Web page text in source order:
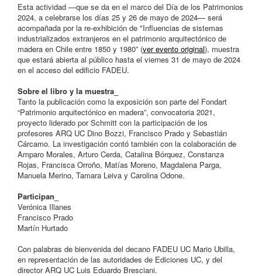
Esta actividad —que se da en el marco del Día de los Patrimonios
2024, a celebrarse los días 25 y 26 de mayo de 2024— será
acompañada por la re-exhibición de "Influencias de sistemas
industrializados extranjeros en el patrimonio arquitectónico de
madera en Chile entre 1850 y 1980” (ver evento original), muestra
que estará abierta al público hasta el viernes 31 de mayo de 2024
en el acceso del edificio FADEU.
Sobre el libro y la muestra_
Tanto la publicación como la exposición son parte del Fondart
“Patrimonio arquitectónico en madera”, convocatoria 2021,
proyecto liderado por Schmitt con la participación de los
profesores ARQ UC Dino Bozzi, Francisco Prado y Sebastián
Cárcamo. La investigación contó también con la colaboración de
Amparo Morales, Arturo Cerda, Catalina Bórquez, Constanza
Rojas, Francisca Orroño, Matías Moreno, Magdalena Parga,
Manuela Merino, Tamara Leiva y Carolina Odone.
Participan_
Verónica Illanes
Francisco Prado
Martín Hurtado
Con palabras de bienvenida del decano FADEU UC Mario Ubilla,
en representación de las autoridades de Ediciones UC, y del
director ARQ UC Luis Eduardo Bresciani.